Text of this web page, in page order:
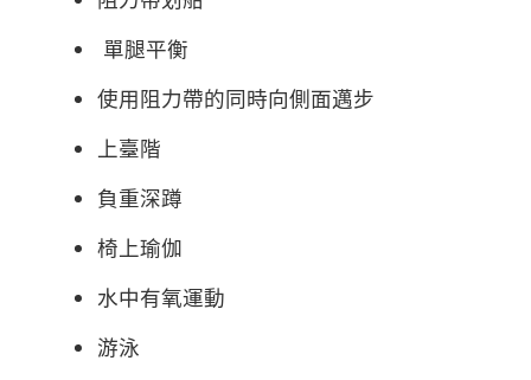
單腿平衡
使用阻力帶的同時向側面邁步
上臺階
負重深蹲
椅上瑜伽
水中有氧運動
游泳